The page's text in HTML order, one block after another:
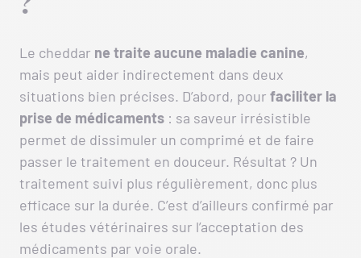
?
Le cheddar ne traite aucune maladie canine,
mais peut aider indirectement dans deux
situations bien précises. D’abord, pour faciliter la
prise de médicaments : sa saveur irrésistible
permet de dissimuler un comprimé et de faire
passer le traitement en douceur. Résultat ? Un
traitement suivi plus régulièrement, donc plus
efficace sur la durée. C’est d’ailleurs confirmé par
les études vétérinaires sur l’acceptation des
médicaments par voie orale.